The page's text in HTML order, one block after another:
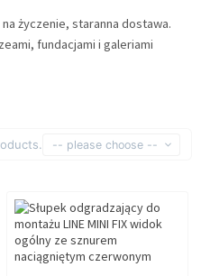
życzenie, staranna dostawa.
fundacjami i galeriami
-- please choose --